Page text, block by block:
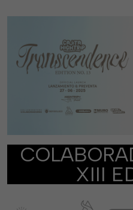
XIII